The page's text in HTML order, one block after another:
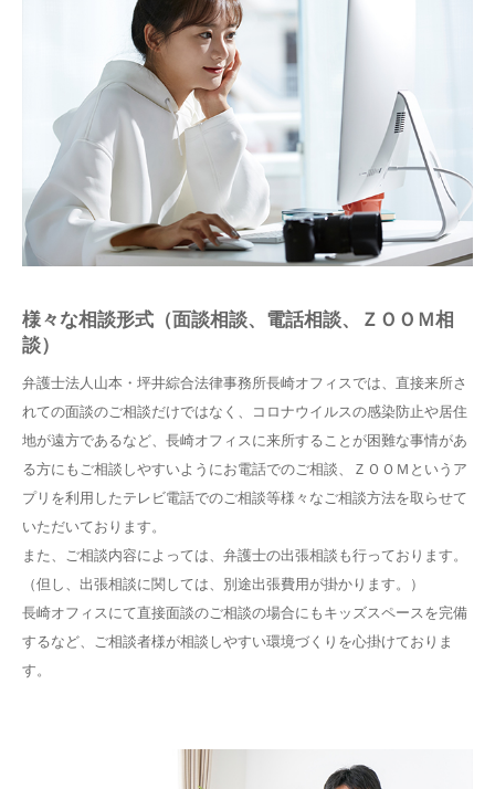
様々な相談形式（面談相談、電話相談、ＺＯＯＭ相
談）
弁護士法人山本・坪井綜合法律事務所長崎オフィスでは、直接来所さ
れての面談のご相談だけではなく、コロナウイルスの感染防止や居住
地が遠方であるなど、長崎オフィスに来所することが困難な事情があ
る方にもご相談しやすいようにお電話でのご相談、ＺＯＯＭというア
プリを利用したテレビ電話でのご相談等様々なご相談方法を取らせて
いただいております。
また、ご相談内容によっては、弁護士の出張相談も行っております。
（但し、出張相談に関しては、別途出張費用が掛かります。）
長崎オフィスにて直接面談のご相談の場合にもキッズスペースを完備
するなど、ご相談者様が相談しやすい環境づくりを心掛けておりま
す。